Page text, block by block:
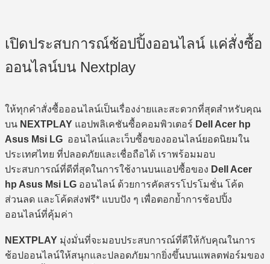
เปิดประสบการณ์ช้อปปิ้งออนไลน์ แค่สั่งซื้อ
ออนไลน์บน Nextplay
ให้ทุกคำสั่งซื้อออนไลน์เป็นเรื่องง่ายและสะดวกที่สุดสำหรับคุณ
บน NEXTPLAY แอปพลิเคชันซื้อคอมพิวเตอร์ Dell Acer hp
Asus Msi LG ออนไลน์และเว็บซื้อของออนไลน์ยอดนิยมใน
ประเทศไทย ที่ปลอดภัยและเชื่อถือได้ เราพร้อมมอบ
ประสบการณ์ที่ดีที่สุดในการใช้งานบนแอปซื้อของ Dell Acer
hp Asus Msi LG ออนไลน์ ด้วยการคัดสรรโปรโมชั่น โค้ด
ส่วนลด และโค้ดส่งฟรี* แบบปัง ๆ เพื่อตอกย้ำการช้อปปิ้ง
ออนไลน์ที่คุ้มค่า
NEXTPLAY มุ่งมั่นที่จะมอบประสบการณ์ที่ดีให้กับคุณในการ
ช้อปออนไลน์ให้สนุกและปลอดภัยมากยิ่งขึ้นบนแพลตฟอร์มของ